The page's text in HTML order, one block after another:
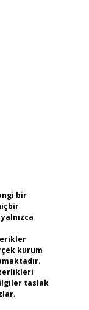
bir
kurum
taslak